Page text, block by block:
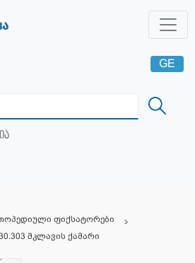
GE
RU
ფიქსატორები
მკლავის ქამარი